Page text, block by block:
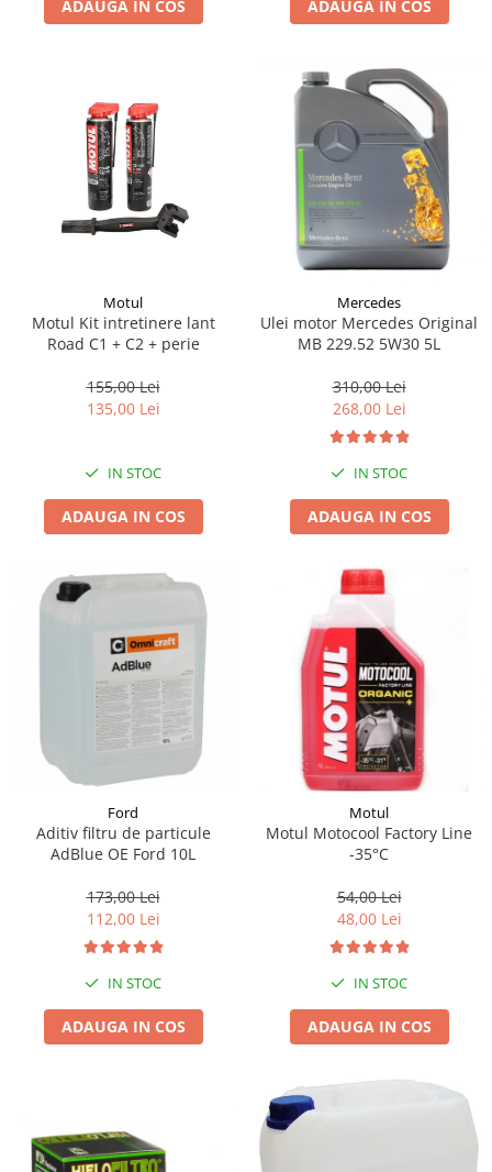
Lichid de frana
Filtru combustibil
Buson golire ulei
Filtru ulei moto
Filtru aer moto
Intretinere si curatare filtre moto
Curatare moto
Covor moto
Suporti si placi prindere
ADAUGA IN COS ADAUGA IN COS
Motul
Motul Kit intretinere lant
Road C1 + C2 + perie
155,00 Lei
135,00 Lei
IN STOC
ADAUGA IN COS
Mercedes
Ulei motor Mercedes Original
MB 229.52 5W30 5L
310,00 Lei
268,00 Lei
IN STOC
ADAUGA IN COS
Ford
Aditiv filtru de particule
AdBlue OE Ford 10L
173,00 Lei
112,00 Lei
IN STOC
ADAUGA IN COS
Motul
Motul Motocool Factory Line
-35°C
54,00 Lei
48,00 Lei
IN STOC
ADAUGA IN COS